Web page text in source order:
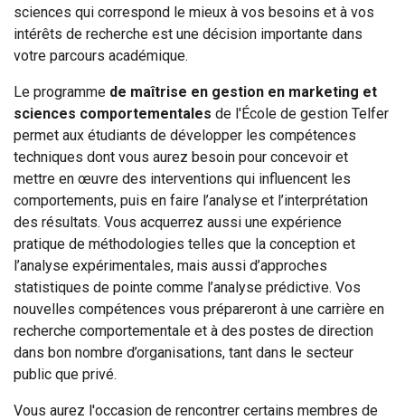
sciences qui correspond le mieux à vos besoins et à vos
intérêts de recherche est une décision importante dans
votre parcours académique.
Le programme de maîtrise en gestion en marketing et
sciences comportementales de l'École de gestion Telfer
permet aux étudiants de développer les compétences
techniques dont vous aurez besoin pour concevoir et
mettre en œuvre des interventions qui influencent les
comportements, puis en faire l’analyse et l’interprétation
des résultats. Vous acquerrez aussi une expérience
pratique de méthodologies telles que la conception et
l’analyse expérimentales, mais aussi d’approches
statistiques de pointe comme l’analyse prédictive. Vos
nouvelles compétences vous prépareront à une carrière en
recherche comportementale et à des postes de direction
dans bon nombre d’organisations, tant dans le secteur
public que privé.
Vous aurez l'occasion de rencontrer certains membres de